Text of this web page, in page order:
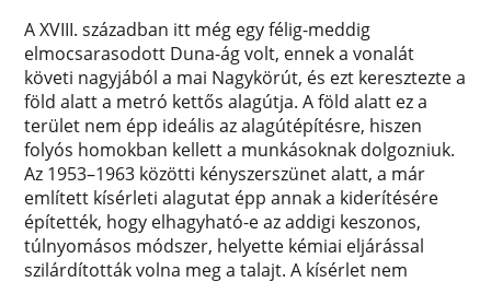
A XVIII. században itt még egy félig-meddig
elmocsarasodott Duna-ág volt, ennek a vonalát
követi nagyjából a mai Nagykörút, és ezt keresztezte a
föld alatt a metró kettős alagútja. A föld alatt ez a
terület nem épp ideális az alagútépítésre, hiszen
folyós homokban kellett a munkásoknak dolgozniuk.
Az 1953–1963 közötti kényszerszünet alatt, a már
említett kísérleti alagutat épp annak a kiderítésére
építették, hogy elhagyható-e az addigi keszonos,
túlnyomásos módszer, helyette kémiai eljárással
szilárdították volna meg a talajt. A kísérlet nem